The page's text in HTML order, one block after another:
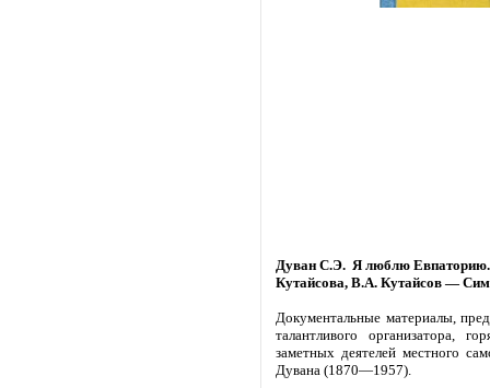
Дуван С.Э. Я люблю Евпаторию.
Кутайсова, В.А. Кутайсов —
Документальные материалы,
талантливого организатора,
заметных деятелей местного
Дувана (1870—1957).